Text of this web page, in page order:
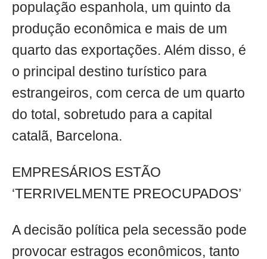
população espanhola, um quinto da
produção econômica e mais de um
quarto das exportações. Além disso, é
o principal destino turístico para
estrangeiros, com cerca de um quarto
do total, sobretudo para a capital
catalã, Barcelona.
EMPRESÁRIOS ESTÃO
‘TERRIVELMENTE PREOCUPADOS’
A decisão política pela secessão pode
provocar estragos econômicos, tanto